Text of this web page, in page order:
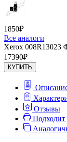
1850₽
Все аналоги
Xerox 008R13023
17390₽
КУПИТЬ
Отзывы
Подходит